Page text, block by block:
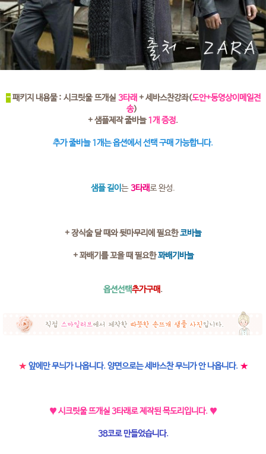
- 패키지 내용물 : 시크릿울 뜨개실 3타래 + 세바스찬강좌(도안+동영상이메일전
송)
+ 샘플제작 줄바늘1개 증정.
추가 줄바늘 1개는 옵션에서 선택 구매 가능합니다.
샘플 길이 는 3타래로 완성.
+ 장식술 달 때와 뒷마무리에 필요한코바늘
+ 꽈배기를 꼬을 때 필요한꽈배기바늘
옵션선택추가구매.
★ 앞에만 무늬가 나옵니다. 양면으로는 세바스찬 무늬가 안 나옵니다. ★
♥ 시크릿울 뜨개실 3타래로 제작된 목도리입니다. ♥
38코로 만들었습니다.